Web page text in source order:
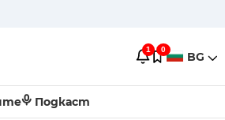
1 0 BG
Подкаст